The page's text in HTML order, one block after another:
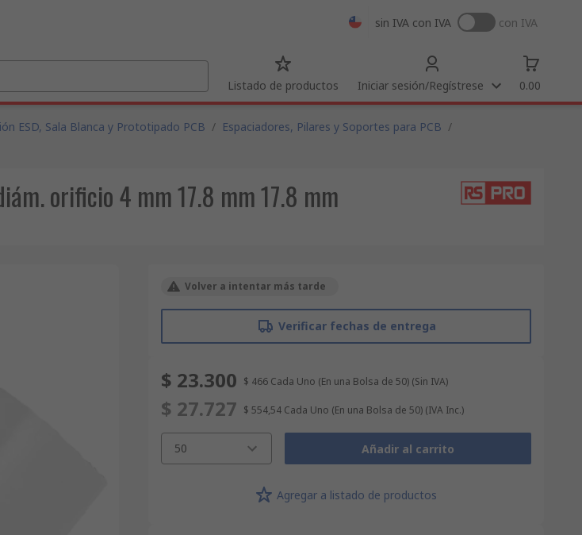
sin IVA con IVA con IVA
Listado de productos Iniciar sesión/Regístrese 0.00
ESD, Sala Blanca y Prototipado PCB / Espaciadores, Pilares y Soportes para PCB /
orificio 4 mm 17.8 mm 17.8 mm
Volver a intentar más tarde
Verificar fechas de entrega
$ 23.300 $ 466 Cada Uno (En una Bolsa de 50) (Sin IVA)
$ 27.727 $ 554,54 Cada Uno (En una Bolsa de 50) (IVA Inc.)
50 Añadir al carrito
Agregar a listado de productos